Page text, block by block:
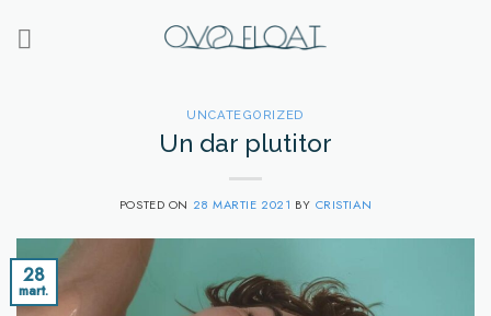
UNCATEGORIZED
Un dar plutitor
POSTED ON 28 MARTIE 2021 BY CRISTIAN
28
mart.